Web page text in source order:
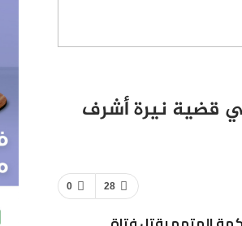
قضية نيرة أشرف
0 28